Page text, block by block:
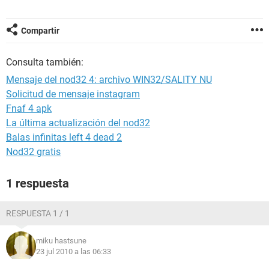
Compartir
Consulta también:
Mensaje del nod32 4: archivo WIN32/SALITY NU
Solicitud de mensaje instagram
Fnaf 4 apk
La última actualización del nod32
Balas infinitas left 4 dead 2
Nod32 gratis
1 respuesta
RESPUESTA 1 / 1
miku hastsune
23 jul 2010 a las 06:33